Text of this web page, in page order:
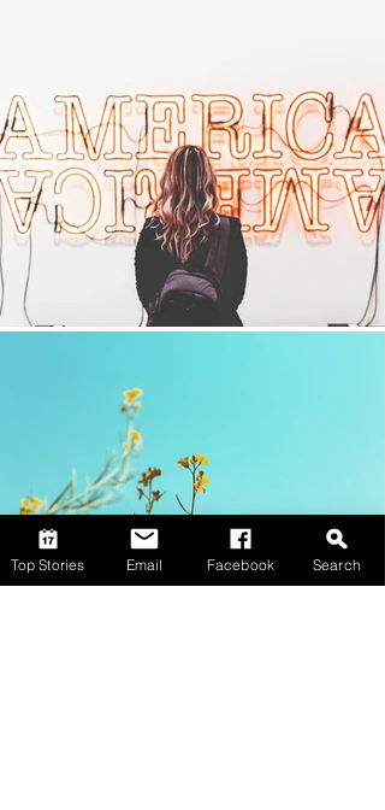
Top Stories Email Facebook Search